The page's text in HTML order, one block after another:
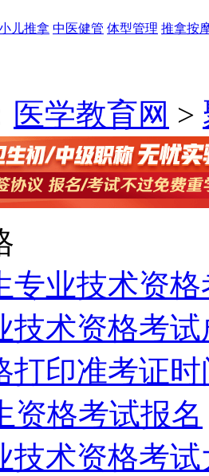
儿推拿 中医健管 体型管理 推拿按
医学教育网 >
专业技术资
技术资格考
打印准考证
资格考试报名
技术资格考